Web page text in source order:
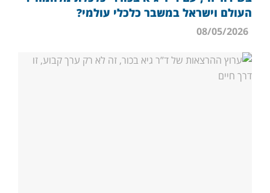
העולם וישראל במשבר כלכלי עולמי?